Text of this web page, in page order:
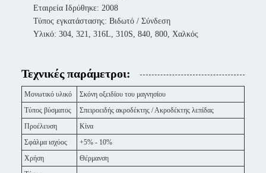
Εταιρεία Ιδρύθηκε: 2008
Τύπος εγκατάστασης: Βιδωτό / Σύνδεση
Υλικό: 304, 321, 316L, 310S, 840, 800, Χαλκός
Τεχνικές παράμετροι:
Μονωτικό υλικό
Σκόνη οξειδίου του μαγνησίου
Τύπος βύσματος
Σπειροειδής ακροδέκτης / Ακροδέκτης λεπίδας
Προέλευση
Κίνα
Σφάλμα ισχύος
+5% - 10%
Χρήση
Θέρμανση